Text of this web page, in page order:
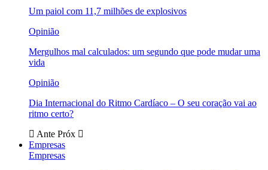
Um paiol com 11,7 milhões de explosivos
Opinião
Mergulhos mal calculados: um segundo que pode mudar uma
vida
Opinião
Dia Internacional do Ritmo Cardíaco – O seu coração vai ao
ritmo certo?
Ante Próx
Empresas
Empresas